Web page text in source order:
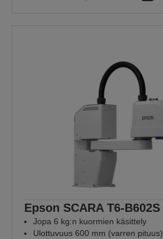
Epson SCARA T6-B602S
Jopa 6 kg:n kuormien käsittely
Ulottuvuus 600 mm (varren pituus)